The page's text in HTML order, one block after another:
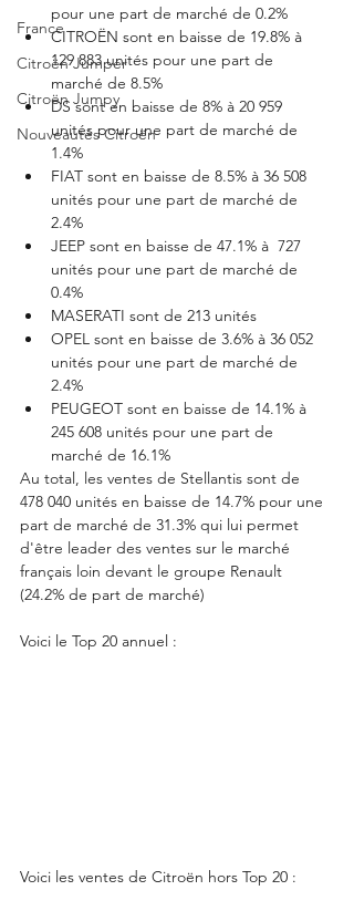
France
Citroën Jumper
Citroën Jumpy
Nouveautés Citroën
pour une part de marché de 0.2%
CITROËN sont en baisse de 19.8% à
129 883 unités pour une part de
marché de 8.5%
DS sont en baisse de 8% à 20 959
unités pour une part de marché de
1.4%
FIAT sont en baisse de 8.5% à 36 508
unités pour une part de marché de
2.4%
JEEP sont en baisse de 47.1% à  727
unités pour une part de marché de
0.4%
MASERATI sont de 213 unités
OPEL sont en baisse de 3.6% à 36 052
unités pour une part de marché de
2.4%
PEUGEOT sont en baisse de 14.1% à
245 608 unités pour une part de
marché de 16.1%
Au total, les ventes de Stellantis sont de
478 040 unités en baisse de 14.7% pour une
part de marché de 31.3% qui lui permet
d'être leader des ventes sur le marché
français loin devant le groupe Renault
(24.2% de part de marché)
Voici le Top 20 annuel :
Voici les ventes de Citroën hors Top 20 :